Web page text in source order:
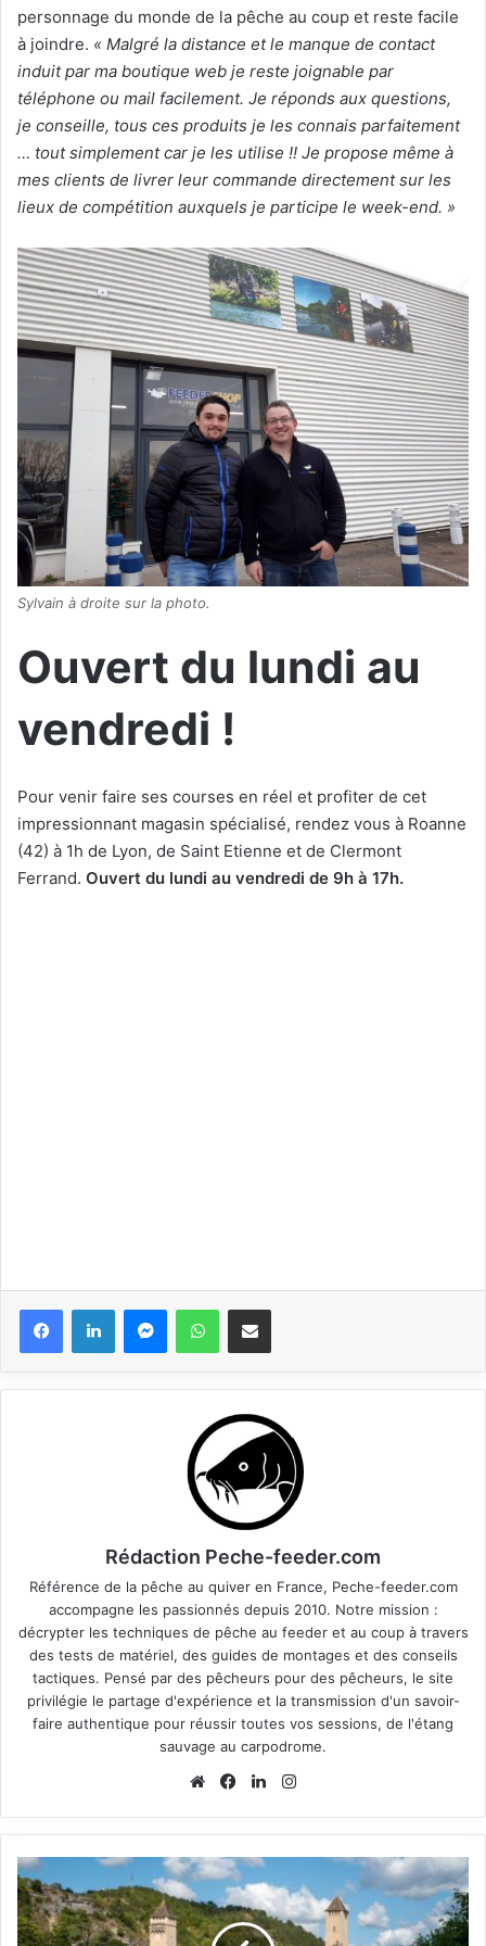
personnage du monde de la pêche au coup et reste facile
à joindre. « Malgré la distance et le manque de contact
induit par ma boutique web je reste joignable par
téléphone ou mail facilement. Je réponds aux questions,
je conseille, tous ces produits je les connais parfaitement
… tout simplement car je les utilise !! Je propose même à
mes clients de livrer leur commande directement sur les
lieux de compétition auxquels je participe le week-end. »
Sylvain à droite sur la photo.
Ouvert du lundi au
vendredi !
Pour venir faire ses courses en réel et profiter de cet
impressionnant magasin spécialisé, rendez vous à Roanne
(42) à 1h de Lyon, de Saint Etienne et de Clermont
Ferrand. Ouvert du lundi au vendredi de 9h à 17h.
Rédaction Peche-feeder.com
Référence de la pêche au quiver en France, Peche-feeder.com
accompagne les passionnés depuis 2010. Notre mission :
décrypter les techniques de pêche au feeder et au coup à travers
des tests de matériel, des guides de montages et des conseils
tactiques. Pensé par des pêcheurs pour des pêcheurs, le site
privilégie le partage d'expérience et la transmission d'un savoir-
faire authentique pour réussir toutes vos sessions, de l'étang
sauvage au carpodrome.
We
te
Fa
bo
ok
Lin
din ra
m
L
e
r
é